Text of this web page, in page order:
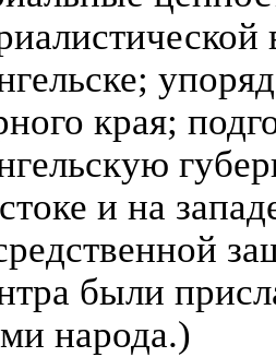
края;
и на
были
народа.)